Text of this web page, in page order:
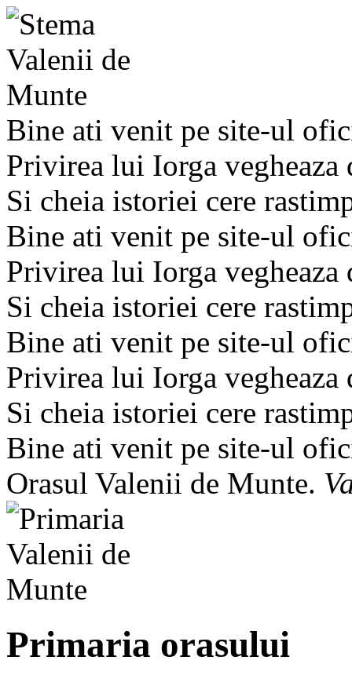
Bine ati venit pe site-ul
Privirea lui Iorga
Si cheia istoriei cere
Bine ati venit pe site-ul
Privirea lui Iorga
Si cheia istoriei cere
Bine ati venit pe site-ul
Privirea lui Iorga
Si cheia istoriei cere
Bine ati venit pe site-ul
Orasul Valenii de Munte.
Primaria orasului